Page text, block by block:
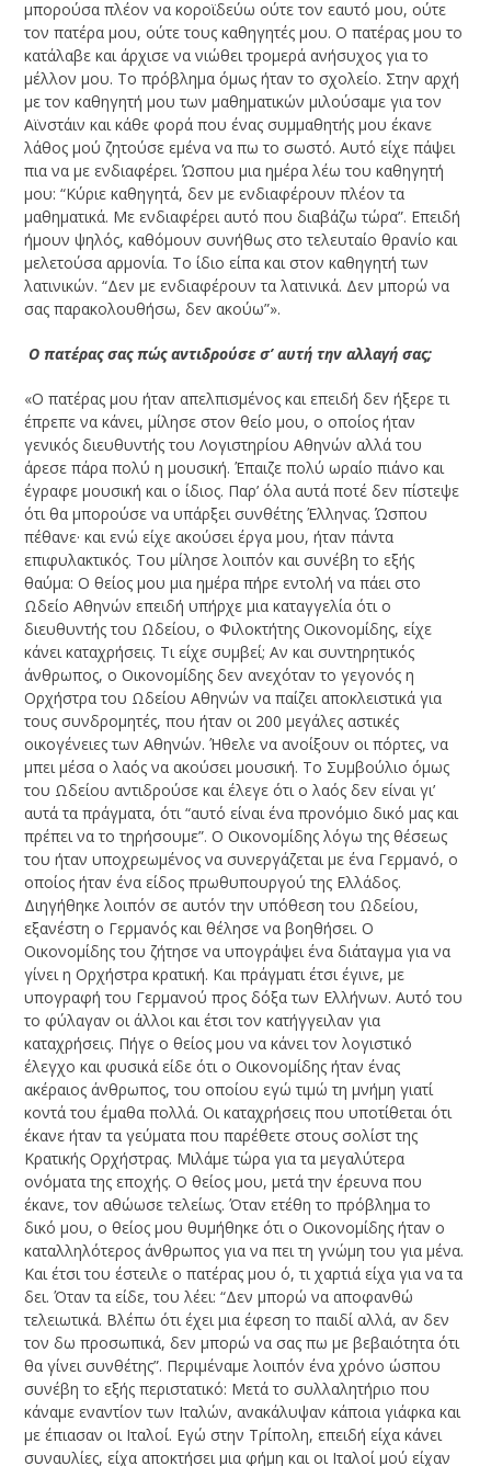
μπορούσα πλέον να κοροϊδεύω ούτε τον εαυτό μου, ούτε
τον πατέρα μου, ούτε τους καθηγητές μου. Ο πατέρας μου το
κατάλαβε και άρχισε να νιώθει τρομερά ανήσυχος για το
μέλλον μου. Το πρόβλημα όμως ήταν το σχολείο. Στην αρχή
με τον καθηγητή μου των μαθηματικών μιλούσαμε για τον
Αϊνστάιν και κάθε φορά που ένας συμμαθητής μου έκανε
λάθος μού ζητούσε εμένα να πω το σωστό. Αυτό είχε πάψει
πια να με ενδιαφέρει. Ώσπου μια ημέρα λέω του καθηγητή
μου: “Κύριε καθηγητά, δεν με ενδιαφέρουν πλέον τα
μαθηματικά. Με ενδιαφέρει αυτό που διαβάζω τώρα”. Επειδή
ήμουν ψηλός, καθόμουν συνήθως στο τελευταίο θρανίο και
μελετούσα αρμονία. Το ίδιο είπα και στον καθηγητή των
λατινικών. “Δεν με ενδιαφέρουν τα λατινικά. Δεν μπορώ να
σας παρακολουθήσω, δεν ακούω”».
­ Ο πατέρας σας πώς αντιδρούσε σ’ αυτή την αλλαγή σας;
«Ο πατέρας μου ήταν απελπισμένος και επειδή δεν ήξερε τι
έπρεπε να κάνει, μίλησε στον θείο μου, ο οποίος ήταν
γενικός διευθυντής του Λογιστηρίου Αθηνών αλλά του
άρεσε πάρα πολύ η μουσική. Έπαιζε πολύ ωραίο πιάνο και
έγραφε μουσική και ο ίδιος. Παρ’ όλα αυτά ποτέ δεν πίστεψε
ότι θα μπορούσε να υπάρξει συνθέτης Έλληνας. Ώσπου
πέθανε· και ενώ είχε ακούσει έργα μου, ήταν πάντα
επιφυλακτικός. Του μίλησε λοιπόν και συνέβη το εξής
θαύμα: Ο θείος μου μια ημέρα πήρε εντολή να πάει στο
Ωδείο Αθηνών επειδή υπήρχε μια καταγγελία ότι ο
διευθυντής του Ωδείου, ο Φιλοκτήτης Οικονομίδης, είχε
κάνει καταχρήσεις. Τι είχε συμβεί; Αν και συντηρητικός
άνθρωπος, ο Οικονομίδης δεν ανεχόταν το γεγονός η
Ορχήστρα του Ωδείου Αθηνών να παίζει αποκλειστικά για
τους συνδρομητές, που ήταν οι 200 μεγάλες αστικές
οικογένειες των Αθηνών. Ήθελε να ανοίξουν οι πόρτες, να
μπει μέσα ο λαός να ακούσει μουσική. Το Συμβούλιο όμως
του Ωδείου αντιδρούσε και έλεγε ότι ο λαός δεν είναι γι’
αυτά τα πράγματα, ότι “αυτό είναι ένα προνόμιο δικό μας και
πρέπει να το τηρήσουμε”. Ο Οικονομίδης λόγω της θέσεως
του ήταν υποχρεωμένος να συνεργάζεται με ένα Γερμανό, ο
οποίος ήταν ένα είδος πρωθυπουργού της Ελλάδος.
Διηγήθηκε λοιπόν σε αυτόν την υπόθεση του Ωδείου,
εξανέστη ο Γερμανός και θέλησε να βοηθήσει. Ο
Οικονομίδης του ζήτησε να υπογράψει ένα διάταγμα για να
γίνει η Ορχήστρα κρατική. Και πράγματι έτσι έγινε, με
υπογραφή του Γερμανού προς δόξα των Ελλήνων. Αυτό του
το φύλαγαν οι άλλοι και έτσι τον κατήγγειλαν για
καταχρήσεις. Πήγε ο θείος μου να κάνει τον λογιστικό
έλεγχο και φυσικά είδε ότι ο Οικονομίδης ήταν ένας
ακέραιος άνθρωπος, του οποίου εγώ τιμώ τη μνήμη γιατί
κοντά του έμαθα πολλά. Οι καταχρήσεις που υποτίθεται ότι
έκανε ήταν τα γεύματα που παρέθετε στους σολίστ της
Κρατικής Ορχήστρας. Μιλάμε τώρα για τα μεγαλύτερα
ονόματα της εποχής. Ο θείος μου, μετά την έρευνα που
έκανε, τον αθώωσε τελείως. Όταν ετέθη το πρόβλημα το
δικό μου, ο θείος μου θυμήθηκε ότι ο Οικονομίδης ήταν ο
καταλληλότερος άνθρωπος για να πει τη γνώμη του για μένα.
Και έτσι του έστειλε ο πατέρας μου ό, τι χαρτιά είχα για να τα
δει. Όταν τα είδε, του λέει: “Δεν μπορώ να αποφανθώ
τελειωτικά. Βλέπω ότι έχει μια έφεση το παιδί αλλά, αν δεν
τον δω προσωπικά, δεν μπορώ να σας πω με βεβαιότητα ότι
θα γίνει συνθέτης”. Περιμέναμε λοιπόν ένα χρόνο ώσπου
συνέβη το εξής περιστατικό: Μετά το συλλαλητήριο που
κάναμε εναντίον των Ιταλών, ανακάλυψαν κάποια γιάφκα και
με έπιασαν οι Ιταλοί. Εγώ στην Τρίπολη, επειδή είχα κάνει
συναυλίες, είχα αποκτήσει μια φήμη και οι Ιταλοί μού είχαν